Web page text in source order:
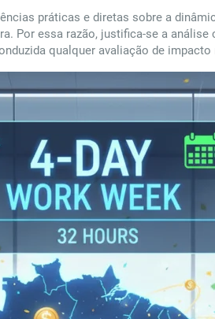
práticas e diretas sobre a
Por essa razão, justifica-se a
qualquer avaliação de